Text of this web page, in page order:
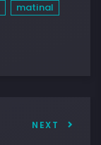
matinal
NEXT